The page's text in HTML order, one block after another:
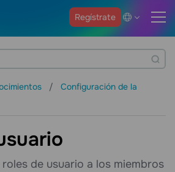
Regístrate
Configuración de la
de usuario a los miembros